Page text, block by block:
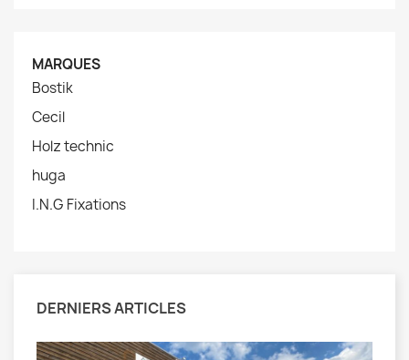
MARQUES
Bostik
Cecil
Holz technic
huga
I.N.G Fixations
DERNIERS ARTICLES